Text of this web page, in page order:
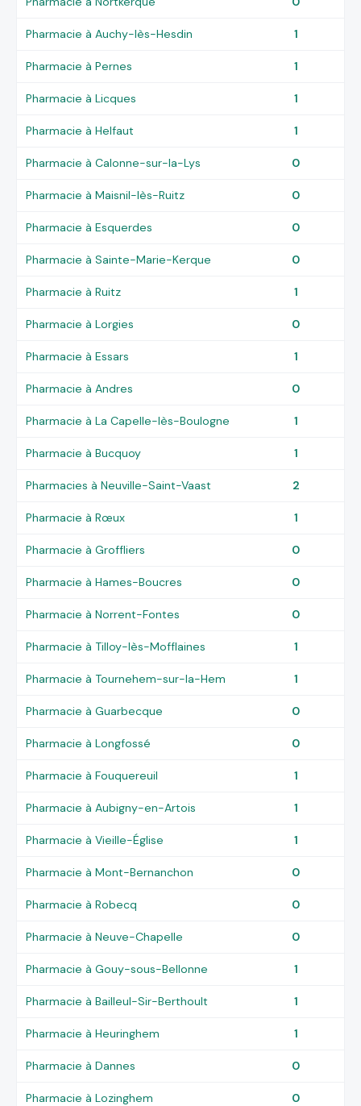
Pharmacie à Auchy-lès-Hesdin 1
Pharmacie à Pernes 1
Pharmacie à Licques 1
Pharmacie à Helfaut 1
Pharmacie à Calonne-sur-la-Lys 0
Pharmacie à Maisnil-lès-Ruitz 0
Pharmacie à Esquerdes 0
Pharmacie à Sainte-Marie-Kerque 0
Pharmacie à Ruitz 1
Pharmacie à Lorgies 0
Pharmacie à Essars 1
Pharmacie à Andres 0
Pharmacie à La Capelle-lès-Boulogne 1
Pharmacie à Bucquoy 1
Pharmacies à Neuville-Saint-Vaast 2
Pharmacie à Rœux 1
Pharmacie à Groffliers 0
Pharmacie à Hames-Boucres 0
Pharmacie à Norrent-Fontes 0
Pharmacie à Tilloy-lès-Mofflaines 1
Pharmacie à Tournehem-sur-la-Hem 1
Pharmacie à Guarbecque 0
Pharmacie à Longfossé 0
Pharmacie à Fouquereuil 1
Pharmacie à Aubigny-en-Artois 1
Pharmacie à Vieille-Église 1
Pharmacie à Mont-Bernanchon 0
Pharmacie à Robecq 0
Pharmacie à Neuve-Chapelle 0
Pharmacie à Gouy-sous-Bellonne 1
Pharmacie à Bailleul-Sir-Berthoult 1
Pharmacie à Heuringhem 1
Pharmacie à Dannes 0
Pharmacie à Lozinghem 0